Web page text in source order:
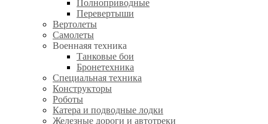
Полноприводные
Перевертыши
Вертолеты
Самолеты
Военнаяя техника
Танковые бои
Бронетехника
Специальная техника
Конструкторы
Роботы
Катера и подводные лодки
Железные дороги и автотреки